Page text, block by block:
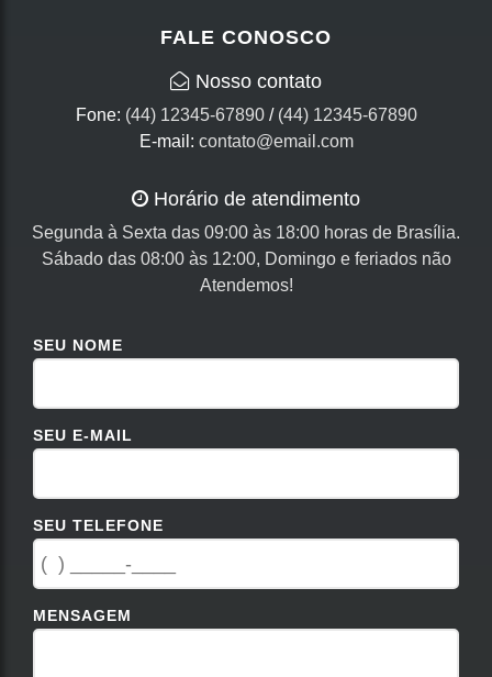
FALE CONOSCO
Nosso contato
Fone: (44) 12345-67890/ (44) 12345-67890
E-mail: contato@email.com
Horário de atendimento
Segunda à Sexta das 09:00 às 18:00 horas de Brasília.
Sábado das 08:00 às 12:00, Domingo e feriados não
Atendemos!
SEU NOME
SEU E-MAIL
SEU TELEFONE
MENSAGEM